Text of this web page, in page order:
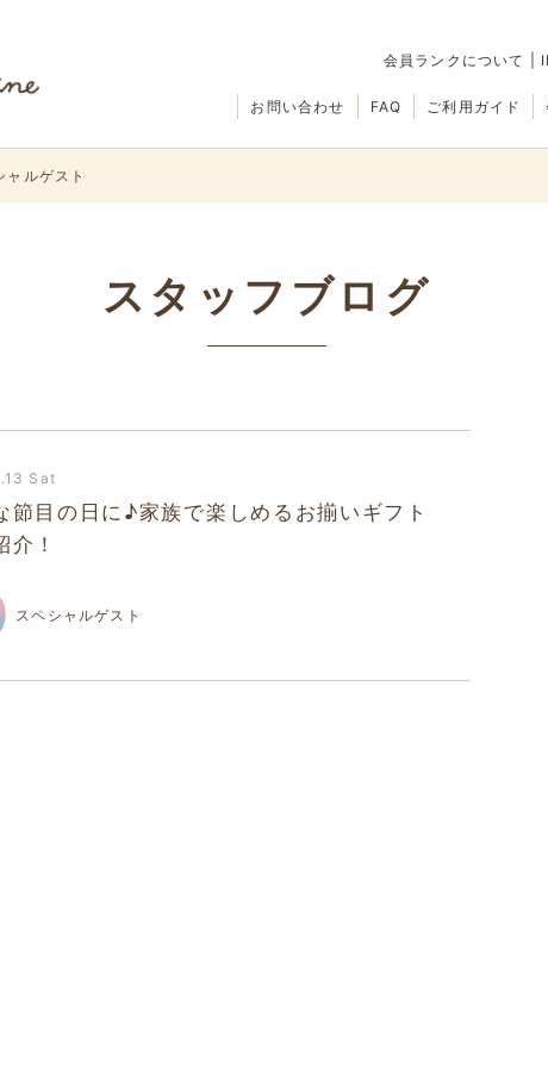
会員ランクについて
ご利用ガイド
FAQ
お問い合わせ
ャルゲスト
スタッフブログ
Sat
節目の日に♪家族で楽しめるお揃いギフト
介！
スペシャルゲスト